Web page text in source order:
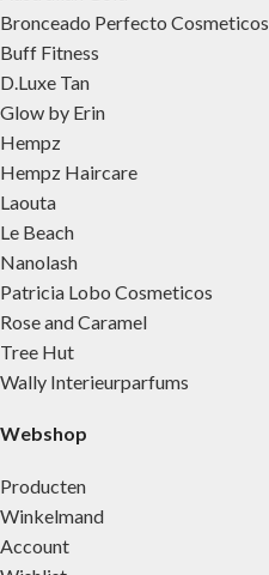
Bronceado Perfecto Cosmeticos
Buff Fitness
D.Luxe Tan
Glow by Erin
Hempz
Hempz Haircare
Laouta
Le Beach
Nanolash
Patricia Lobo Cosmeticos
Rose and Caramel
Tree Hut
Wally Interieurparfums
Webshop
Producten
Winkelmand
Account